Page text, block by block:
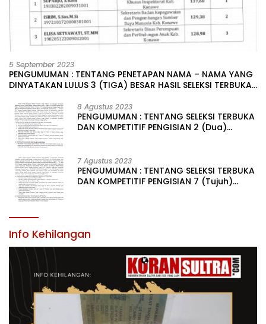
5 September 2023
PENGUMUMAN : TENTANG PENETAPAN NAMA – NAMA YANG
DINYATAKAN LULUS 3 (TIGA) BESAR HASIL SELEKSI TERBUKA
LINGKUNGAN PEMERINTAH DAERAH KABUPATEN KONAWE
8 Agustus 2023
PENGUMUMAN : TENTANG SELEKSI TERBUKA
DAN KOMPETITIF PENGISIAN 2 (Dua)
KABUPATEN KONAWE
7 Agustus 2023
PENGUMUMAN : TENTANG SELEKSI TERBUKA
DAN KOMPETITIF PENGISIAN 7 (Tujuh)
Info Kehilangan